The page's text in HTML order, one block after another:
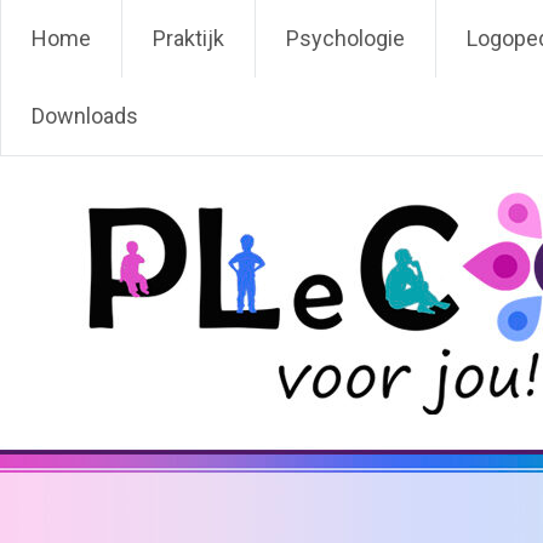
naarPLeC voor jou!
Home Praktijk Psychologie
Downloads